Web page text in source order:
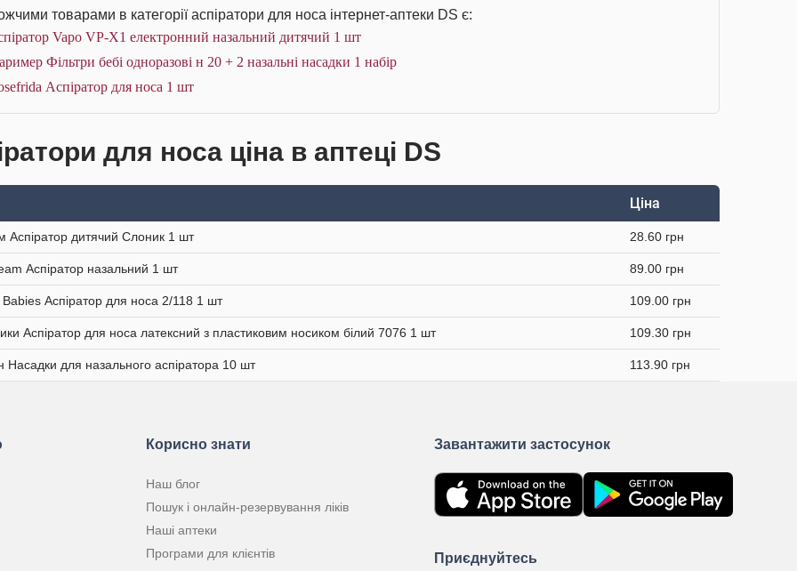
товарами в категорії аспіратори для носа інтернет-аптеки DS є:
Vapo VP-X1 електронний назальний дитячий 1 шт
Фільтри бебі одноразові н 20 + 2 назальні насадки 1 набір
Аспіратор для носа 1 шт
для носа ціна в аптеці DS
Ціна
Аспіратор дитячий Слоник 1 шт 28.60 грн
Аспіратор назальний 1 шт 89.00 грн
Аспіратор для носа 2/118 1 шт 109.00 грн
Аспіратор для носа латексний з пластиковим носиком білий 7076 1 шт 109.30 грн
Насадки для назального аспіратора 10 шт 113.90 грн
Корисно знати
Наш блог
Пошук і онлайн-резервування ліків
Наші аптеки
Програми для клієнтів
Завантажити застосунок
Приєднуйтесь